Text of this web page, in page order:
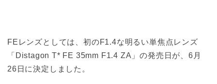
FEレンズとしては、初のF1.4な明るい単焦点レンズ
「Distagon T* FE 35mm F1.4 ZA」の発売日が、6月
26日に決定しました。